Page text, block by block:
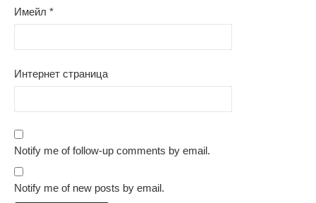
Имейл *
Интернет страница
Notify me of follow-up comments by email.
Notify me of new posts by email.